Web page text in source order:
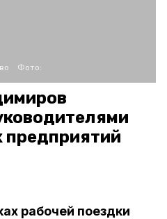
Фото:
рабочей поездки